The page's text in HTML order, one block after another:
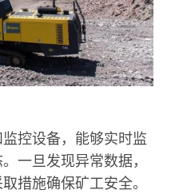
控设备，能够实时监
一旦发现异常数据，
措施确保矿工安全。